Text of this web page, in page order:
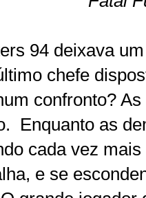
94 deixava
chefe
confronto?
Enquanto as
cada vez
e se